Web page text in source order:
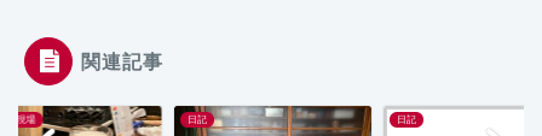
関連記事
日記 日記